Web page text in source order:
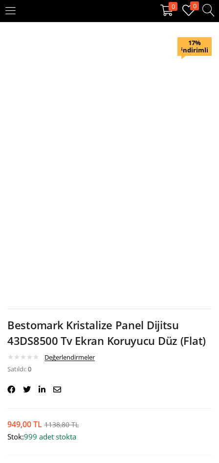
0 0
KAYIT OL
17%
indirimli
Bestomark Kristalize Panel Dijitsu
43DS8500 Tv Ekran Koruyucu Düz (Flat)
Değerlendirmeler
Satıldı:0
949,00TL 1138,80TL
Stok:999 adet stokta